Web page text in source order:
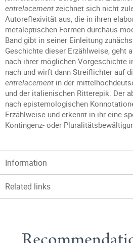
entrelacement zeichnet sich nicht
Autoreflexivität aus, die in ihren
metaleptischen Formen durchaus
Band gibt in seiner Einleitung
Geschichte dieser Erzählweise, geht
nach ihrer möglichen Vorgeschichte
nach und wirft dann Streiflichter auf
entrelacement in der
und der italienischen Ritterepik. Der
nach epistemologischen
Erzählweise und erkennt in ihr eine
Kontingenz- oder
Information
Related links